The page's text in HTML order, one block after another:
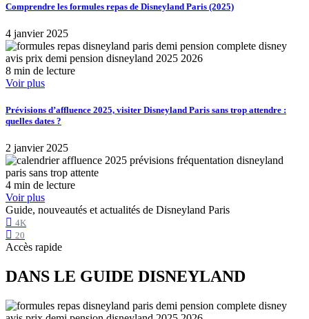
Comprendre les formules repas de Disneyland Paris (2025)
4 janvier 2025
8 min de lecture
Voir plus
Prévisions d’affluence 2025, visiter Disneyland Paris sans trop attendre :
quelles dates ?
2 janvier 2025
4 min de lecture
Voir plus
Guide, nouveautés et actualités de Disneyland Paris
4K
20
Accès rapide
DANS LE GUIDE DISNEYLAND